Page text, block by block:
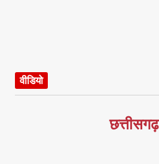
वीडियो
छत्तीसगढ़